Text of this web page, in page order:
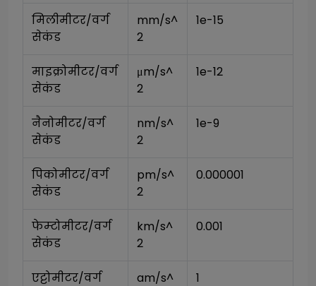
मिलीमीटर/वर्ग
सेकंड
mm/s^
2
1e-15
माइक्रोमीटर/वर्ग
सेकंड
μm/s^
2
1e-12
नैनोमीटर/वर्ग
सेकंड
nm/s^
2
1e-9
पिकोमीटर/वर्ग
सेकंड
pm/s^
2
0.000001
फेम्टोमीटर/वर्ग
सेकंड
km/s^
2
0.001
एट्टोमीटर/वर्ग
am/s^
1